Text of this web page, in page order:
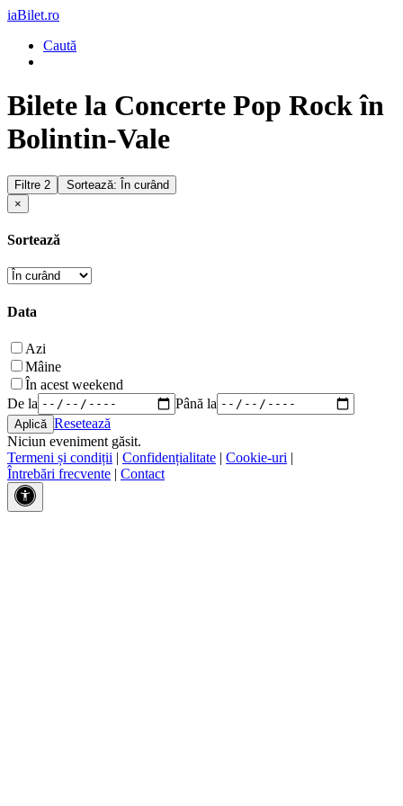
iaBilet.ro
Caută
Bilete la Concerte Pop Rock în
Bolintin-Vale
Filtre 2
Sortează: În curând
×
Sortează
Data
Azi
Mâine
În acest weekend
De la
Până la
Resetează
Niciun eveniment găsit.
Termeni și condiții | Confidențialitate | Cookie-uri |
Întrebări frecvente | Contact